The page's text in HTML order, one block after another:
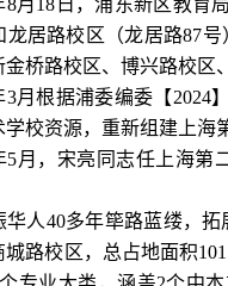
8月18日，浦东新区教育
龙居路校区（龙居路87
金桥路校区、博兴路校区
3月根据浦委编委【
学校资源，重新组建上海
5月，宋亮同志任上海
华人40多年筚路蓝缕，
城路校区，总占地面积